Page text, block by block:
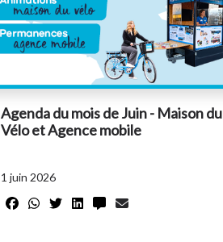
Agenda du mois de Juin - Maison du
Vélo et Agence mobile
1 juin 2026